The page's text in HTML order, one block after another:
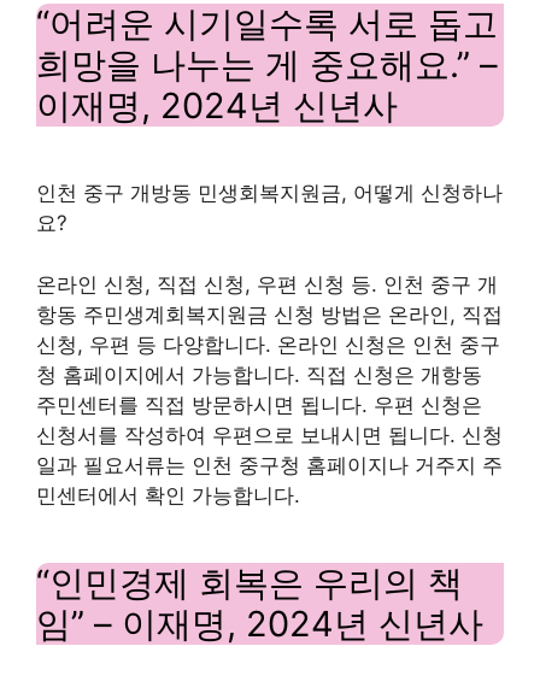
“어려운 시기일수록 서로 돕고
희망을 나누는 게 중요해요.” –
이재명, 2024년 신년사
인천 중구 개방동 민생회복지원금, 어떻게 신청하나
요?
온라인 신청, 직접 신청, 우편 신청 등. 인천 중구 개
항동 주민생계회복지원금 신청 방법은 온라인, 직접
신청, 우편 등 다양합니다. 온라인 신청은 인천 중구
청 홈페이지에서 가능합니다. 직접 신청은 개항동
주민센터를 직접 방문하시면 됩니다. 우편 신청은
신청서를 작성하여 우편으로 보내시면 됩니다. 신청
일과 필요서류는 인천 중구청 홈페이지나 거주지 주
민센터에서 확인 가능합니다.
“인민경제 회복은 우리의 책
임” – 이재명, 2024년 신년사